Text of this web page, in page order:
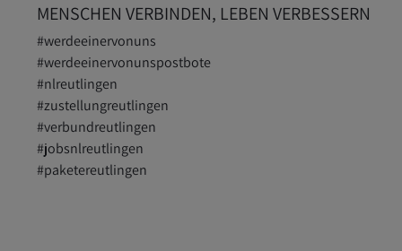
MENSCHEN VERBINDEN, LEBEN VERBESSERN
#werdeeinervonuns
#werdeeinervonunspostbote
#nlreutlingen
#zustellungreutlingen
#verbundreutlingen
#jobsnlreutlingen
#paketereutlingen